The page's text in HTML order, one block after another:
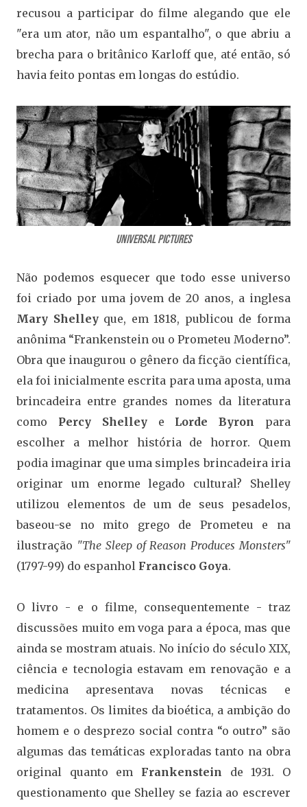
recusou a participar do filme alegando que ele
"era um ator, não um espantalho", o que abriu a
brecha para o britânico Karloff que, até então, só
havia feito pontas em longas do estúdio.
Universal Pictures
Não podemos esquecer que todo esse universo
foi criado por uma jovem de 20 anos, a inglesa
Mary Shelleyque, em 1818, publicou de forma
anônima “Frankenstein ou o Prometeu Moderno”.
Obra que inaugurou o gênero da ficção científica,
ela foi inicialmente escrita para uma aposta, uma
brincadeira entre grandes nomes da literatura
como Percy Shelleye Lorde Byron para
escolher a melhor história de horror. Quem
podia imaginar que uma simples brincadeira iria
originar um enorme legado cultural? Shelley
utilizou elementos de um de seus pesadelos,
baseou-se no mito grego de Prometeu e na
ilustração "The Sleep of Reason Produces Monsters"
(1797-99) do espanhol Francisco Goya.
O livro - e o filme, consequentemente - traz
discussões muito em voga para a época, mas que
ainda se mostram atuais. No início do século XIX,
ciência e tecnologia estavam em renovação e a
medicina apresentava novas técnicas e
tratamentos. Os limites da bioética, a ambição do
homem e o desprezo social contra “o outro” são
algumas das temáticas exploradas tanto na obra
original quanto em Frankenstein de 1931. O
questionamento que Shelley se fazia ao escrever